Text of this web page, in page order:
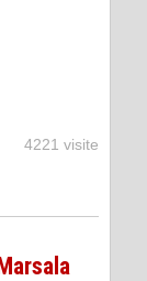
4221 visite